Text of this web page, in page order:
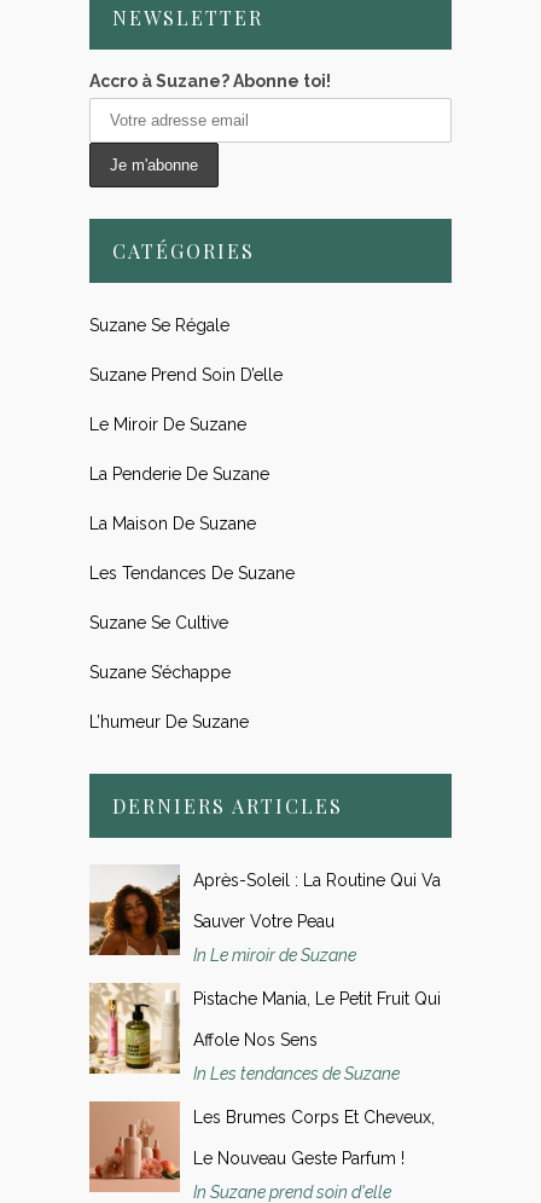
NEWSLETTER
Accro à Suzane? Abonne toi!
CATÉGORIES
Suzane Se Régale
Suzane Prend Soin D’elle
Le Miroir De Suzane
La Penderie De Suzane
La Maison De Suzane
Les Tendances De Suzane
Suzane Se Cultive
Suzane S’échappe
L’humeur De Suzane
DERNIERS ARTICLES
Après-Soleil : La Routine Qui Va
Sauver Votre Peau
In Le miroir de Suzane
Pistache Mania, Le Petit Fruit Qui
Affole Nos Sens
In Les tendances de Suzane
Les Brumes Corps Et Cheveux,
Le Nouveau Geste Parfum !
In Suzane prend soin d'elle